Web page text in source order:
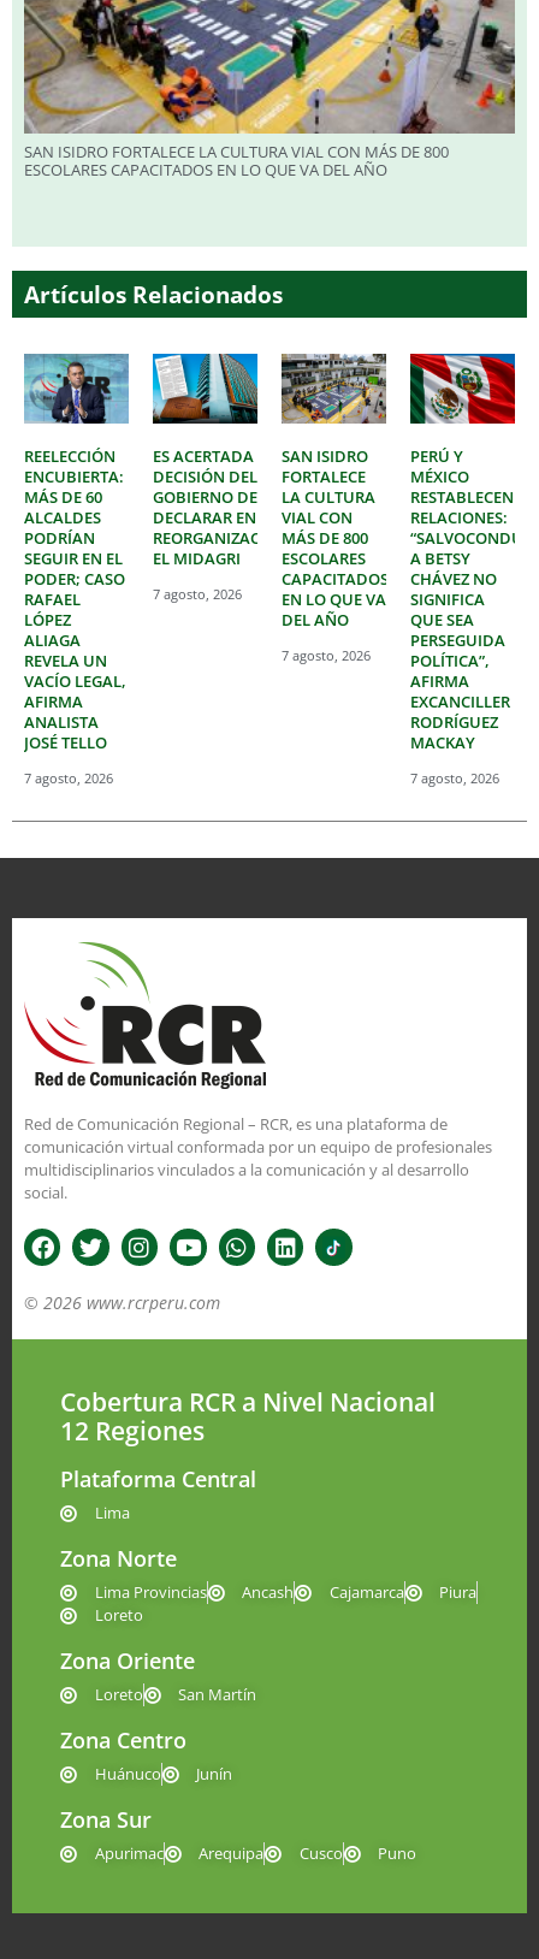
SAN ISIDRO FORTALECE LA CULTURA VIAL CON MÁS DE 800
ESCOLARES CAPACITADOS EN LO QUE VA DEL AÑO
Artículos Relacionados
REELECCIÓN
ENCUBIERTA:
MÁS DE 60
ALCALDES
PODRÍAN
SEGUIR EN EL
PODER; CASO
RAFAEL
LÓPEZ
ALIAGA
REVELA UN
VACÍO LEGAL,
AFIRMA
ANALISTA
JOSÉ TELLO
7 agosto, 2026
ES ACERTADA
DECISIÓN DEL
GOBIERNO DE
DECLARAR EN
REORGANIZACIÓN
EL MIDAGRI
7 agosto, 2026
SAN ISIDRO
FORTALECE
LA CULTURA
VIAL CON
MÁS DE 800
ESCOLARES
CAPACITADOS
EN LO QUE VA
DEL AÑO
7 agosto, 2026
PERÚ Y
MÉXICO
RESTABLECEN
RELACIONES:
A BETSY
CHÁVEZ NO
SIGNIFICA
QUE SEA
PERSEGUIDA
POLÍTICA”,
AFIRMA
EXCANCILLER
RODRÍGUEZ
MACKAY
7 agosto, 2026
Red de Comunicación Regional – RCR, es una plataforma de
comunicación virtual conformada por un equipo de profesionales
multidisciplinarios vinculados a la comunicación y al desarrollo
social.
© 2026 www.rcrperu.com
Cobertura RCR a Nivel Nacional
12 Regiones
Plataforma Central
Lima
Zona Norte
Lima Provincias Ancash Cajamarca
Piura
Loreto
Zona Oriente
Loreto San Martín
Zona Centro
Huánuco Junín
Zona Sur
Apurimac Arequipa Cusco Puno